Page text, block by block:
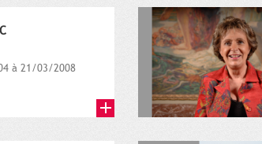
à 21/03/2008